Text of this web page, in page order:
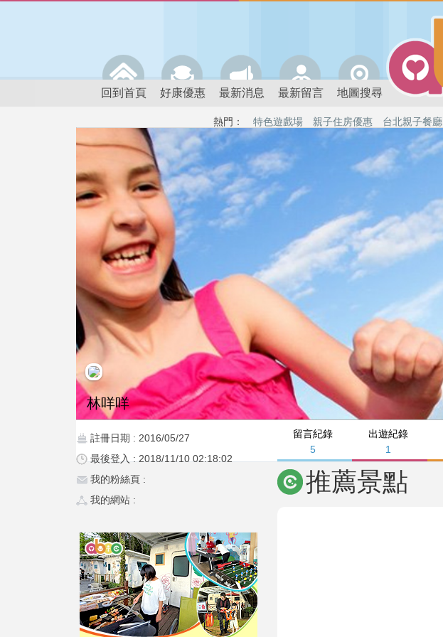
回到首頁 好康優惠 最新消息 最新留言 地圖搜尋
熱門： 特色遊戲場 親子住房優惠 台北親子餐廳
留言紀錄
5
出遊紀錄
1
林咩咩
註冊日期 : 2016/05/27
最後登入 : 2018/11/10 02:18:02
我的粉絲頁 :
我的網站 :
推薦景點